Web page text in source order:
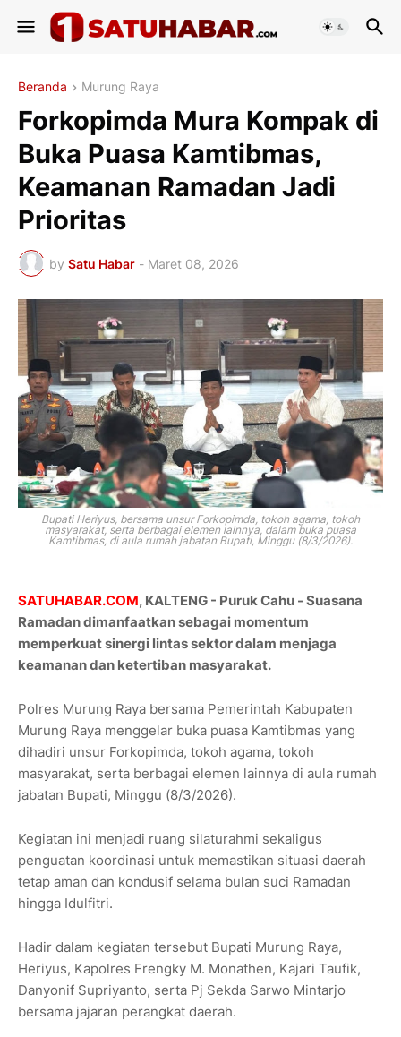
Beranda Murung Raya
Forkopimda Mura Kompak di
Buka Puasa Kamtibmas,
Keamanan Ramadan Jadi
Prioritas
by Satu Habar - Maret 08, 2026
Bupati Heriyus, bersama unsur Forkopimda, tokoh agama, tokoh
masyarakat, serta berbagai elemen lainnya, dalam buka puasa
Kamtibmas, di aula rumah jabatan Bupati, Minggu (8/3/2026).
SATUHABAR.COM, KALTENG - Puruk Cahu - Suasana
Ramadan dimanfaatkan sebagai momentum
memperkuat sinergi lintas sektor dalam menjaga
keamanan dan ketertiban masyarakat.
Polres Murung Raya bersama Pemerintah Kabupaten
Murung Raya menggelar buka puasa Kamtibmas yang
dihadiri unsur Forkopimda, tokoh agama, tokoh
masyarakat, serta berbagai elemen lainnya di aula rumah
jabatan Bupati, Minggu (8/3/2026).
Kegiatan ini menjadi ruang silaturahmi sekaligus
penguatan koordinasi untuk memastikan situasi daerah
tetap aman dan kondusif selama bulan suci Ramadan
hingga Idulfitri.
Hadir dalam kegiatan tersebut Bupati Murung Raya,
Heriyus, Kapolres Frengky M. Monathen, Kajari Taufik,
Danyonif Supriyanto, serta Pj Sekda Sarwo Mintarjo
bersama jajaran perangkat daerah.